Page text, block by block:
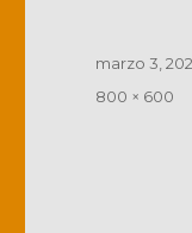
Publicado
marzo 3,
Tamaño
800 × 600